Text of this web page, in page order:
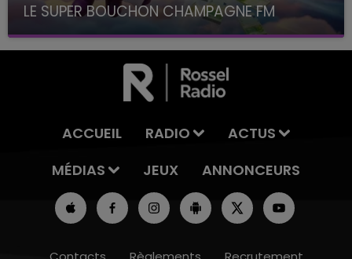
LE SUPER BOUCHON CHAMPAGNE FM
avec La Famille Champagne FM, à 8H10
ACCUEIL RADIO
ACTUS
MÉDIAS
JEUX ANNONCEURS